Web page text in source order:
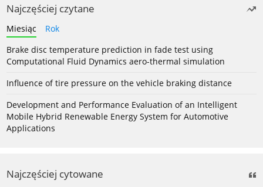
Najczęściej czytane
Miesiąc
Rok
Brake disc temperature prediction in fade test using
Computational Fluid Dynamics aero-thermal simulation
Influence of tire pressure on the vehicle braking distance
Development and Performance Evaluation of an Intelligent
Mobile Hybrid Renewable Energy System for Automotive
Applications
Najczęściej cytowane